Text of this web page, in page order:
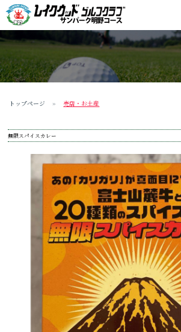
トップページ 売店・お土産
無限スパイスカレー